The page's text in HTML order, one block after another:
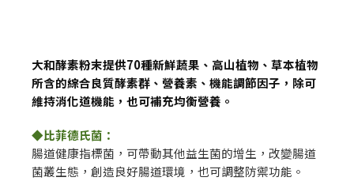
大和酵素粉末提供70種新鮮蔬果、高山植物、草本植物
所含的綜合良質酵素群、營養素、機能調節因子，除可
維持消化道機能，也可補充均衡營養。
◆比菲德氏菌：
腸道健康指標菌，可帶動其他益生菌的增生，改變腸道
菌叢生態，創造良好腸道環境，也可調整防禦功能。